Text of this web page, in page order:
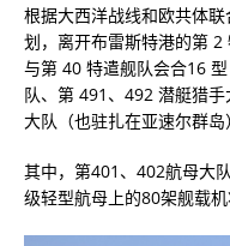
根据大西洋战线和欧共体
划，离开布雷斯特港的第
与第 40 特遣舰队会合16
队、第 491、492 潜艇猎
大队（也驻扎在亚速尔群岛
其中，第401、402航母大
级轻型航母上的80架舰载